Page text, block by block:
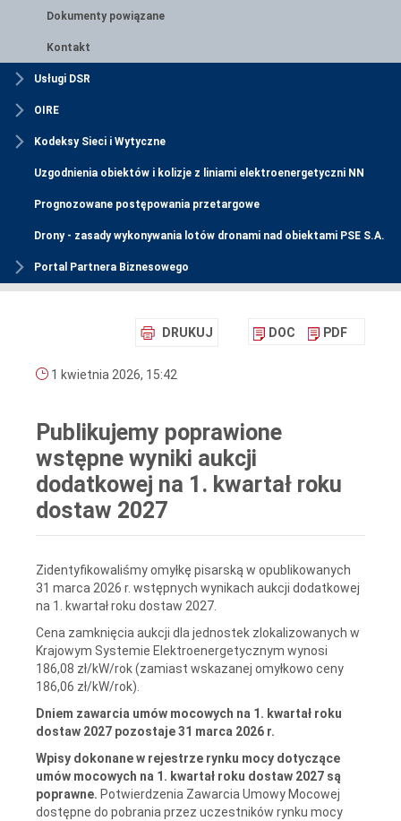
Dokumenty powiązane
Kontakt
Usługi DSR
OIRE
Kodeksy Sieci i Wytyczne
Uzgodnienia obiektów i kolizje z liniami elektroenergetyczni NN
Prognozowane postępowania przetargowe
Drony - zasady wykonywania lotów dronami nad obiektami PSE S.A.
Portal Partnera Biznesowego
DRUKUJ DOC PDF
1 kwietnia 2026, 15:42
Publikujemy poprawione
wstępne wyniki aukcji
dodatkowej na 1. kwartał roku
dostaw 2027
Zidentyfikowaliśmy omyłkę pisarską w opublikowanych
31 marca 2026 r. wstępnych wynikach aukcji dodatkowej
na 1. kwartał roku dostaw 2027.
Cena zamknięcia aukcji dla jednostek zlokalizowanych w
Krajowym Systemie Elektroenergetycznym wynosi
186,08 zł/kW/rok (zamiast wskazanej omyłkowo ceny
186,06 zł/kW/rok).
Dniem zawarcia umów mocowych na 1. kwartał roku
dostaw 2027 pozostaje 31 marca 2026 r.
Wpisy dokonane w rejestrze rynku mocy dotyczące
umów mocowych na 1. kwartał roku dostaw 2027 są
poprawne. Potwierdzenia Zawarcia Umowy Mocowej
dostępne do pobrania przez uczestników rynku mocy